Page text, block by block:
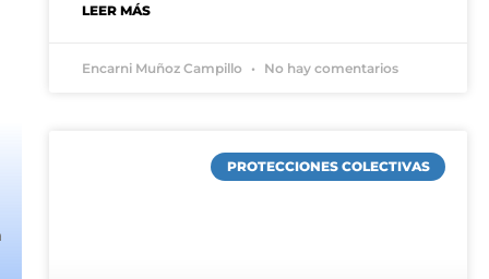
LEER MÁS
Encarni Muñoz Campillo No hay comentarios
PROTECCIONES COLECTIVAS